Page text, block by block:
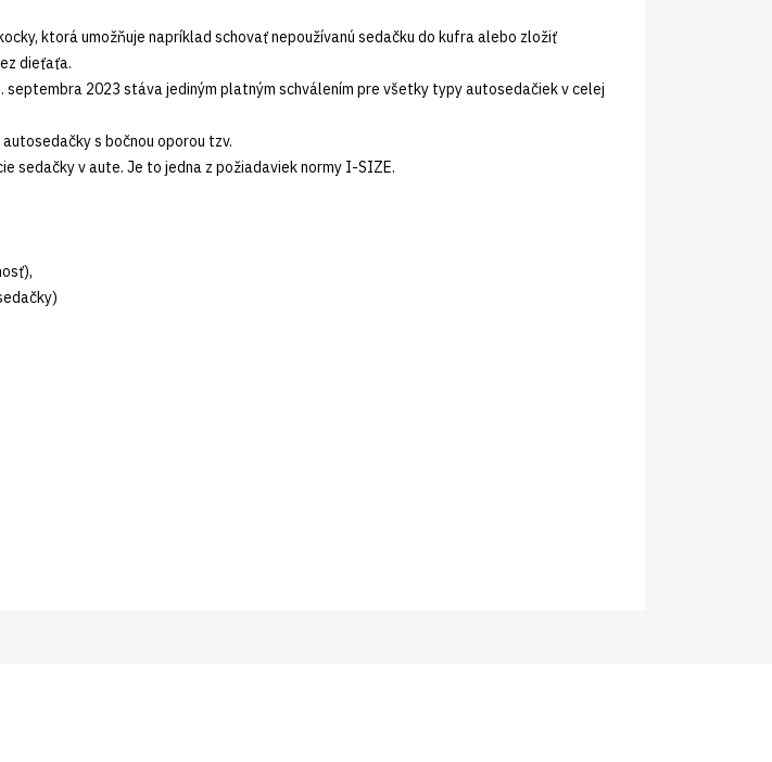
ktorá umožňuje napríklad schovať nepoužívanú sedačku do kufra alebo zložiť
dieťaťa.
2023 stáva jediným platným schválením pre všetky typy autosedačiek v celej
s bočnou oporou tzv.
sedačky v aute. Je to jedna z požiadaviek normy I-SIZE.